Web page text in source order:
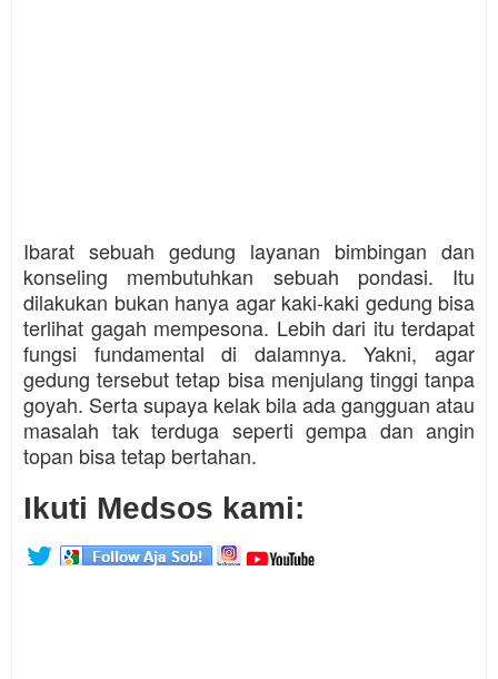
Ibarat sebuah gedung layanan bimbingan dan
konseling membutuhkan sebuah pondasi. Itu
dilakukan bukan hanya agar kaki-kaki gedung bisa
terlihat gagah mempesona. Lebih dari itu terdapat
fungsi fundamental di dalamnya. Yakni, agar
gedung tersebut tetap bisa menjulang tinggi tanpa
goyah. Serta supaya kelak bila ada gangguan atau
masalah tak terduga seperti gempa dan angin
topan bisa tetap bertahan.
Ikuti Medsos kami: